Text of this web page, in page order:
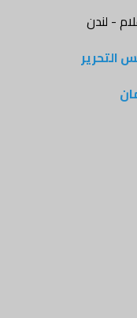
- لندن
التحرير